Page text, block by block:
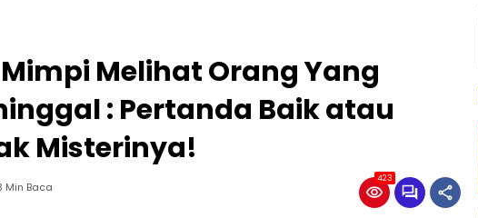
Melihat Orang Yang
: Pertanda Baik atau
Misterinya!
Min Baca
423